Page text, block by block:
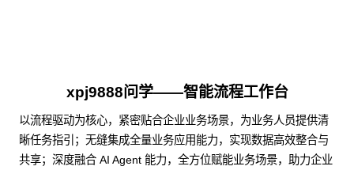
xpj9888问学——智能流程工作台
以流程驱动为核心，紧密贴合企业业务场景，为业务人员提供清
晰任务指引；无缝集成全量业务应用能力，实现数据高效整合与
共享；深度融合 AI Agent 能力，全方位赋能业务场景，助力企业